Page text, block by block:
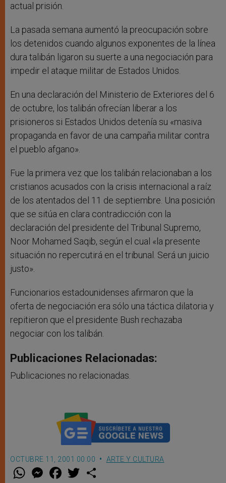
actual prisión.
La pasada semana aumentó la preocupación sobre
los detenidos cuando algunos exponentes de la línea
dura talibán ligaron su suerte a una negociación para
impedir el ataque militar de Estados Unidos.
En una declaración del Ministerio de Exteriores del 6
de octubre, los talibán ofrecían liberar a los
prisioneros si Estados Unidos detenía su «masiva
propaganda en favor de una campaña militar contra
el pueblo afgano».
Fue la primera vez que los talibán relacionaban a los
cristianos acusados con la crisis internacional a raíz
de los atentados del 11 de septiembre. Una posición
que se sitúa en clara contradicción con la
declaración del presidente del Tribunal Supremo,
Noor Mohamed Saqib, según el cual «la presente
situación no repercutirá en el tribunal. Será un juicio
justo».
Funcionarios estadounidenses afirmaron que la
oferta de negociación era sólo una táctica dilatoria y
repitieron que el presidente Bush rechazaba
negociar con los talibán.
Publicaciones Relacionadas:
Publicaciones no relacionadas.
OCTUBRE 11, 2001 00:00 ARTE Y CULTURA
W M
e
F
a w